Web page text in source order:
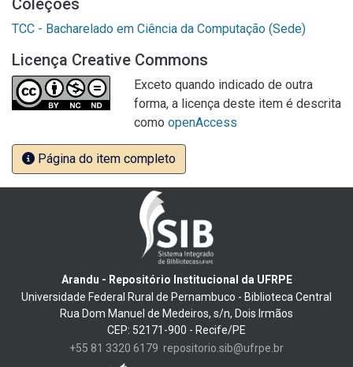
Coleções
TCC - Bacharelado em Ciência da Computação (Sede)
Licença Creative Commons
Exceto quando indicado de outra
forma, a licença deste item é descrita
como openAccess
Página do item completo
Arandu - Repositório Institucional da UFRPE
Universidade Federal Rural de Pernambuco - Biblioteca Central
Rua Dom Manuel de Medeiros, s/n, Dois Irmãos
CEP: 52171-900 - Recife/PE
+55 81 3320 6179 repositorio.sib@ufrpe.br